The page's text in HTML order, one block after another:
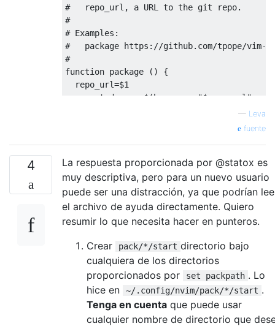
#   repo_url, a URL to the git repo.
#
# Examples:
#   package https://github.com/tpope/vim-
#
function package () {
  repo_url=$1
expected_repo=$(basename "$repo_url"
    echo "$expected_repo: $result"
  else
    echo "$expected_repo: Installing..."
    git clone -q "$repo_url"
}
(
package https://github.com/tpope/vim-
package https://github.com/tpope/vim-
package https://github.com/tpope/vim-
package https://github.com/tpope/vim-
— Leva
fuente
4
La respuesta proporcionada por @statox es
muy descriptiva, pero para un nuevo usuario
puede ser una distracción, ya que podrían
el archivo de ayuda directamente. Quiero
resumir lo que necesita hacer en punteros.
Crear
pack/*/start directorio bajo
cualquiera de los directorios
proporcionados por
set packpath . Lo
hice en
~/.config/nvim/pack/*/start .
Tenga en cuenta que puede usar
cualquier nombre de directorio que